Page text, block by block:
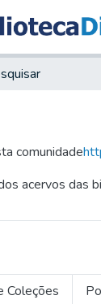
comunidade
acervos das
Coleções